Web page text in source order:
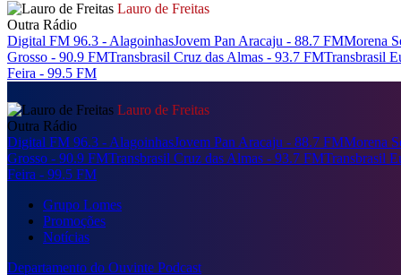
Lauro de Freitas
Outra Rádio
Digital FM 96.3 - AlagoinhasJovem Pan Aracaju - 88.7 FMMorena
Grosso - 90.9 FMTransbrasil Cruz das Almas - 93.7 FMTransbrasil
Feira - 99.5 FM
Lauro de Freitas
Outra Rádio
Digital FM 96.3 - AlagoinhasJovem Pan Aracaju - 88.7 FMMorena
Grosso - 90.9 FMTransbrasil Cruz das Almas - 93.7 FMTransbrasil
Feira - 99.5 FM
Grupo Lomes
Promoções
Notícias
Departamento do Ouvinte Podcast